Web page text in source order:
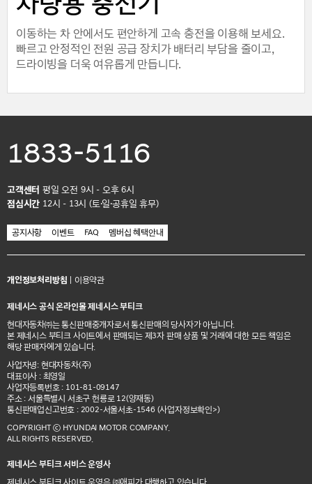
이동하는 차 안에서도 편안하게 고속 충전을 이용해 보세요.
빠르고 안정적인 전원 공급 장치가 배터리 부담을 줄이고,
드라이빙을 더욱 여유롭게 만듭니다.
1833-5116
고객센터 평일 오전 9시 - 오후 6시
점심시간 12시 - 13시 (토·일·공휴일 휴무)
공지사항 이벤트 FAQ 멤버십 혜택안내
개인정보처리방침 이용약관
제네시스 공식 온라인몰 제네시스 부티크
현대자동차㈜는 통신판매중개자로서 통신판매의 당사자가 아닙니다.
본 제네시스 부티크 사이트에서 판매되는 제3자 판매 상품 및 거래에 대한 모든 책임은
해당 판매자에게 있습니다.
사업자명: 현대자동차(주)
대표이사 : 최영일
사업자등록번호 : 101-81-09147
주소 : 서울특별시 서초구 헌릉로 12(양재동)
통신판매업신고번호 : 2002-서울서초-1546 (사업자정보확인>)
COPYRIGHT ⓒ HYUNDAI MOTOR COMPANY.
ALL RIGHTS RESERVED.
제네시스 부티크 서비스 운영사